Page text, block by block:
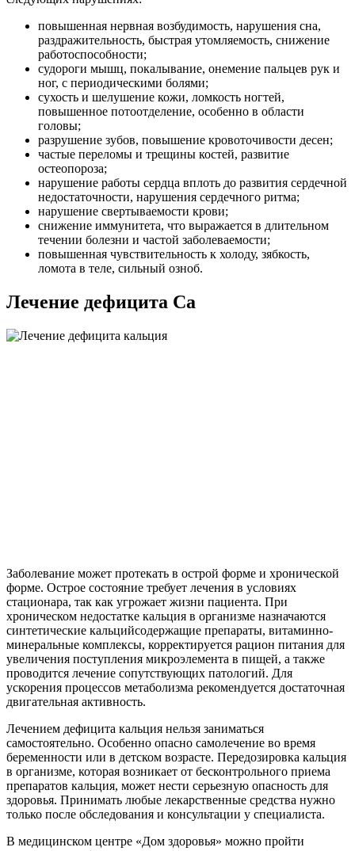
повышенная нервная возбудимость, нарушения сна,
раздражительность, быстрая утомляемость, снижение
работоспособности;
судороги мышц, покалывание, онемение пальцев рук и
ног, с периодическими болями;
сухость и шелушение кожи, ломкость ногтей,
повышенное потоотделение, особенно в области
головы;
разрушение зубов, повышение кровоточивости десен;
частые переломы и трещины костей, развитие
остеопороза;
нарушение работы сердца вплоть до развития сердечной
недостаточности, нарушения сердечного ритма;
нарушение свертываемости крови;
снижение иммунитета, что выражается в длительном
течении болезни и частой заболеваемости;
повышенная чувствительность к холоду, зябкость,
ломота в теле, сильный озноб.
Лечение дефицита Ca
Заболевание может протекать в острой форме и хронической
форме. Острое состояние требует лечения в условиях
стационара, так как угрожает жизни пациента. При
хроническом недостатке кальция в организме назначаются
синтетические кальцийсодержащие препараты, витаминно-
минеральные комплексы, корректируется рацион питания для
увеличения поступления микроэлемента в пищей, а также
проводится лечение сопутствующих патологий. Для
ускорения процессов метаболизма рекомендуется достаточная
двигательная активность.
Лечением дефицита кальция нельзя заниматься
самостоятельно. Особенно опасно самолечение во время
беременности или в детском возрасте. Передозировка кальция
в организме, которая возникает от бесконтрольного приема
препаратов кальция, может нести серьезную опасность для
здоровья. Принимать любые лекарственные средства нужно
только после обследования и консультации у специалиста.
В медицинском центре «Дом здоровья» можно пройти